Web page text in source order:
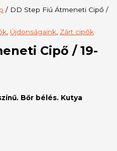
/ DD Step Fiú Átmeneti Cipő /
Újdonságaink Zárt cipők
Cipő / 19-
Bőr bélés. Kutya